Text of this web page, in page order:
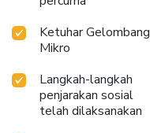
Ketuhar Gelombang
Mikro
Langkah-langkah
penjarakan sosial
telah dilaksanakan